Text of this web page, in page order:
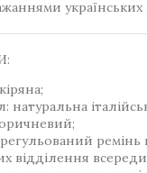
українських
натуральна
ремінь
відділення